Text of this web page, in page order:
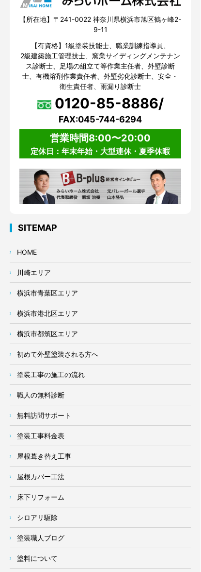
【所在地】〒241-0022 神奈川県横浜市旭区鶴ヶ峰2-
9-11
【有資格】1級塗装技能士、職業訓練指導員、
2級建築施工管理技士、窯業サイディングメンテナン
ス診断士、足場の組立て等作業主任者、外壁診断
士、有機溶剤作業責任者、外壁劣化診断士、安全・
衛生責任者、雨漏り診断士
0120-85-8886/
FAX:045-744-6294
営業時間8:00〜20:00
定休日：年末年始・大型連休・夏季休暇
SITEMAP
HOME
川崎エリア
横浜市青葉区エリア
横浜市港北区エリア
横浜市都筑区エリア
初めて外壁塗装される方へ
塗装工事の施工の流れ
職人の無料診断
無料訪問サポート
塗装工事料金表
屋根葺き替え工事
屋根カバー工法
床下リフォーム
シロアリ駆除
塗装職人ブログ
塗料について